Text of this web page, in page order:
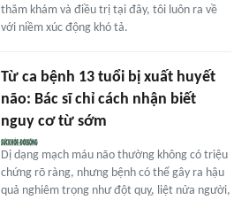
thăm khám và điều trị tại đây, tôi luôn ra về
với niềm xúc động khó tả.
Từ ca bệnh 13 tuổi bị xuất huyết
não: Bác sĩ chỉ cách nhận biết
nguy cơ từ sớm
Dị dạng mạch máu não thường không có triệu
chứng rõ ràng, nhưng bệnh có thể gây ra hậu
quả nghiêm trọng như đột quỵ, liệt nửa người,